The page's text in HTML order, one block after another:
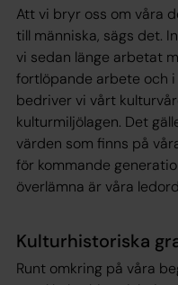
Att vi bryr oss om våra
till människa, sägs det.
vi sedan länge arbetat
fortlöpande arbete och
bedriver vi vårt
kulturmiljölagen. Det
värden som finns på
för kommande
överlämna är våra
Kulturhistoriska
Runt omkring på våra